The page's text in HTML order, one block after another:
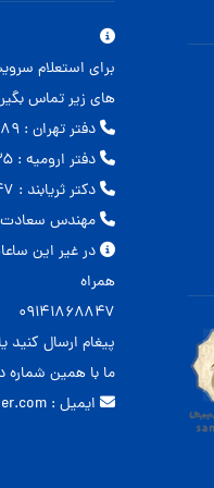
برای استعلام
های زیر تماس
دفتر تهران : ۰۹۱۲۲۲۶۵۲۸۹
دفتر ارومیه : ۰۴۴۳۲۲۴۱۸۳۵
دکتر ثریابند : ۰۹۱۴۱۸۶۸۸۴۷
مهندس سعادت:
در غیر این
همراه
۰۹۱۴۱۸۶۸۸۴۷
پیغام ارسال کنید
ما با همین شماره
ایمیل : info@urmiaserver.com